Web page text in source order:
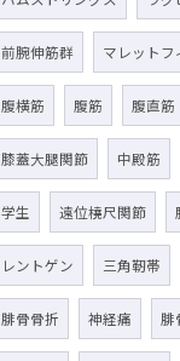
前腕伸筋群 マレットフ
腹横筋 腹筋 腹直筋
膝蓋大腿関節 中殿筋
学生 遠位橈尺関節
レントゲン 三角靭帯
腓骨骨折 神経痛 腓